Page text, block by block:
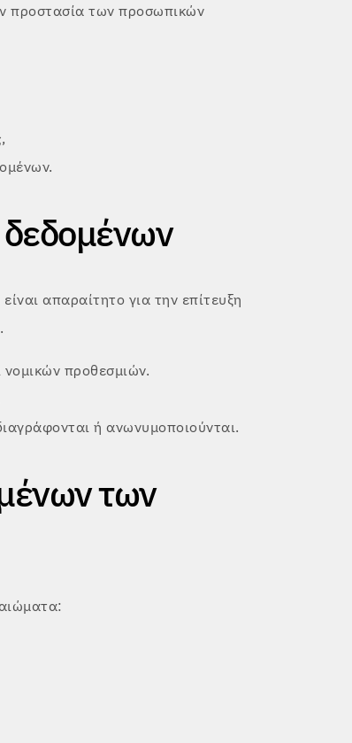
προστασία των προσωπικών
απαραίτητο για την επίτευξη
προθεσμιών.
ή ανωνυμοποιούνται.
των